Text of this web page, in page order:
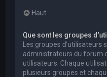
Haut
Que sont les groupes
Les groupes d’utilisateurs
administrateurs du forum
utilisateurs. Chaque
plusieurs groupes et